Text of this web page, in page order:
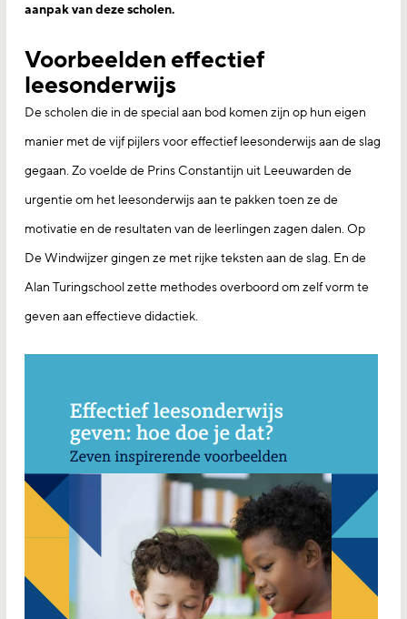
aanpak van deze scholen.
Voorbeelden effectief
leesonderwijs
De scholen die in de special aan bod komen zijn op hun eigen
manier met de vijf pijlers voor effectief leesonderwijs aan de slag
gegaan. Zo voelde de Prins Constantijn uit Leeuwarden de
urgentie om het leesonderwijs aan te pakken toen ze de
motivatie en de resultaten van de leerlingen zagen dalen. Op
De Windwijzer gingen ze met rijke teksten aan de slag. En de
Alan Turingschool zette methodes overboord om zelf vorm te
geven aan effectieve didactiek.